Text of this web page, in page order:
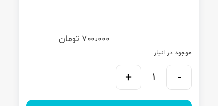
700،000 تومان
موجود در انبار